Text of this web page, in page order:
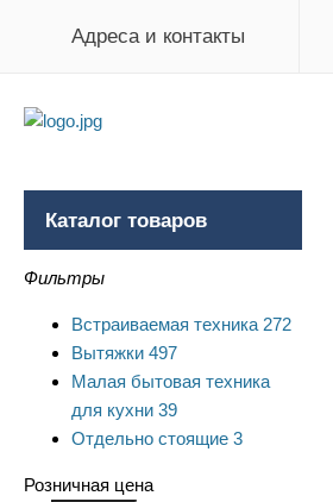
Адреса и контакты
Каталог товаров
Фильтры
Встраиваемая техника 272
Вытяжки 497
Малая бытовая техника
для кухни 39
Отдельно стоящие 3
Розничная цена